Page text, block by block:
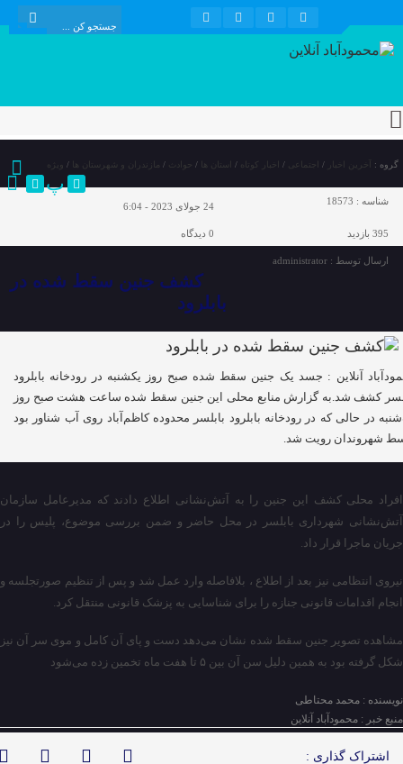
گروه : آخرین اخبار / اجتماعی / اخبار کوتاه / استان ها / حوادث / مازندران و شهرستان ها / ویژه
پ
شناسه : 18573 24 جولای 2023 - 6:04
395 بازدید 0 دیدگاه
ارسال توسط : administrator
کشف جنین سقط شده در
بابلرود
آنلاین : جسد یک جنین سقط شده صبح روز یکشنبه در رودخانه بابلرود
کشف شد.به گزارش منابع محلی این جنین سقط شده ساعت هشت صبح روز
در حالی که در رودخانه بابلرود بابلسر محدوده کاظم‌آباد روی آب شناور بود
شهروندان رویت شد.
افراد محلی کشف این جنین را به آتش‌نشانی اطلاع دادند که مدیرعامل سازمان
آتش‌نشانی شهرداری بابلسر در محل حاضر و ضمن بررسی موضوع، پلیس را در
جریان ماجرا قرار داد.
نیروی انتظامی نیز بعد از اطلاع ، بلافاصله وارد عمل شد و پس از تنظیم صورتجلسه و
انجام اقدامات قانونی جنازه را برای شناسایی به پزشک قانونی منتقل کرد.
مشاهده تصویر جنین سقط شده نشان می‌دهد دست و پای آن کامل و موی سر آن نیز
شکل گرفته بود به همین دلیل سن آن بین ۵ تا هفت ماه تخمین زده می‌شود
نویسنده : محمد محتاطی
منبع خبر : محمودآباد آنلاین
اشتراک گذاری :